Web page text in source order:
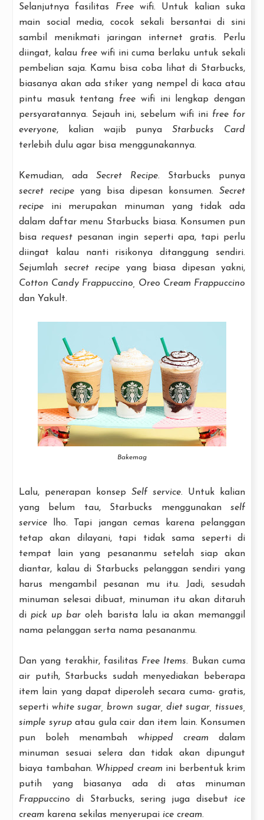
Selanjutnya fasilitas Freewifi. Untuk kalian suka
main social media, cocok sekali bersantai di sini
sambil menikmati jaringan internet gratis. Perlu
diingat, kalau freewifi ini cuma berlaku untuk sekali
pembelian saja. Kamu bisa coba lihat di Starbucks,
biasanya akan ada stiker yang nempel di kaca atau
pintu masuk tentang free wifi ini lengkap dengan
persyaratannya. Sejauh ini, sebelum wifi ini free for
everyone, kalian wajib punyaStarbucks Card
terlebih dulu agar bisa menggunakannya.
Kemudian, ada Secret Recipe. Starbucks punya
secret recipeyang bisa dipesan konsumen.Secret
recipe ini merupakan minuman yang tidak ada
dalam daftar menu Starbucks biasa. Konsumen pun
bisa request pesanan ingin seperti apa, tapi perlu
diingat kalau nanti risikonya ditanggung sendiri.
Sejumlah secret recipe yang biasa dipesan yakni,
Cotton Candy Frappuccino, Oreo Cream Frappuccino
dan Yakult.
Bakemag
Lalu, penerapan konsep Self service. Untuk kalian
yang belum tau, Starbucks menggunakan self
service
lho. Tapi jangan cemas karena pelanggan
tetap akan dilayani, tapi tidak sama seperti di
tempat lain yang pesananmu setelah siap akan
diantar, kalau di Starbucks pelanggan sendiri yang
harus mengambil pesanan mu itu. Jadi, sesudah
minuman selesai dibuat, minuman itu akan ditaruh
di pick up bar oleh barista lalu ia akan memanggil
nama pelanggan serta nama pesananmu.
Dan yang terakhir, fasilitas Free Items. Bukan cuma
air putih, Starbucks sudah menyediakan beberapa
item lain yang dapat diperoleh secara cuma- gratis,
seperti white sugar, brown sugar, diet sugar, tissues,
simple syrupatau gula cair dan item lain. Konsumen
pun boleh menambah whipped cream dalam
minuman sesuai selera dan tidak akan dipungut
biaya tambahan. Whipped cream ini berbentuk krim
putih yang biasanya ada di atas minuman
Frappuccino di Starbucks, sering juga disebut ice
cream karena sekilas menyerupai ice cream.